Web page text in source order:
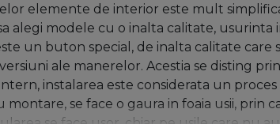
elemente de interior este mult
alegi modele cu o inalta calitate,
un buton special, de inalta calitate
ale manerelor. Acestia se disting
instalarea este considerata un proces
montare, se face o gaura in foaia usii, prin